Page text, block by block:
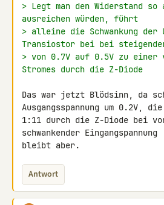
> Legt man den Widerstand so
ausreichen würden, führt
> alleine die Schwankung der
Transiostor bei bei steigender
> von 0.7V auf 0.5V zu einer
Stromes durch die Z-Diode
Das war jetzt Blödsinn, da
Ausgangsspannung um 0.2V, die
1:11 durch die Z-Diode bei
schwankender Eingangspannung
bleibt aber.
Antwort